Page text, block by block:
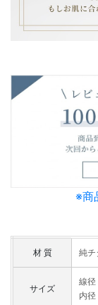
※商
材 質 純チ
サイズ
線径
内